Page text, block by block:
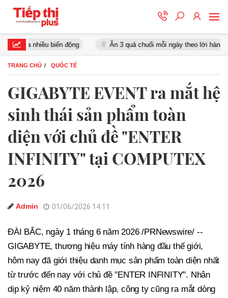
nhiều biến động Ăn 3 quả chuối mỗi ngày theo lời hàng xóm,
TRANG CHỦ QUỐC TẾ
GIGABYTE EVENT ra mắt hệ
sinh thái sản phẩm toàn
diện với chủ đề "ENTER
INFINITY" tại COMPUTEX
2026
Admin 01/06/2026 14:11
ĐÀI BẮC, ngày 1 tháng 6 năm 2026 /PRNewswire/ --
GIGABYTE, thương hiệu máy tính hàng đầu thế giới,
hôm nay đã giới thiệu danh mục sản phẩm toàn diện nhất
từ trước đến nay với chủ đề "ENTER INFINITY". Nhân
dịp kỷ niệm 40 năm thành lập, công ty cũng ra mắt dòng